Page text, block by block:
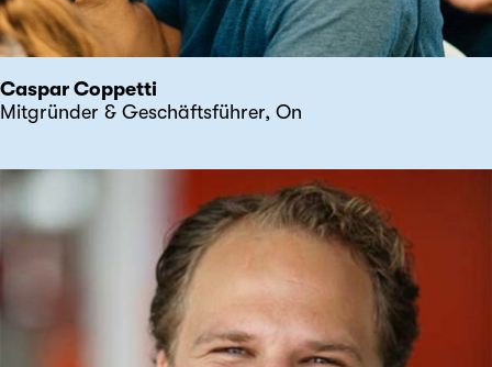
Caspar Coppetti
Mitgründer & Geschäftsführer, On